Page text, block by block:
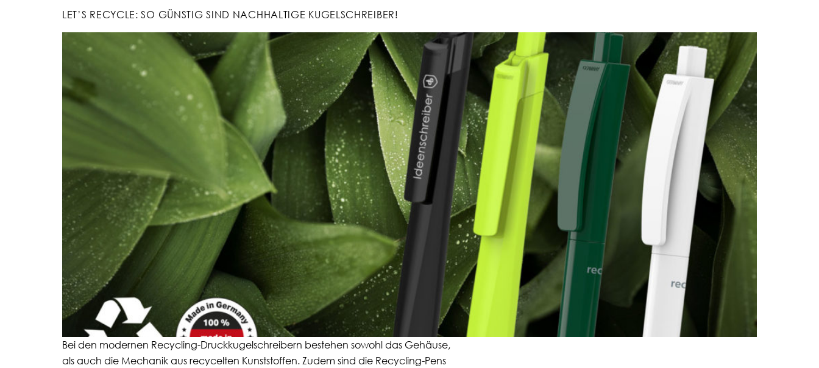
LET’S RECYCLE: SO GÜNSTIG SIND NACHHALTIGE KUGELSCHREIBER!
Bei den modernen Recycling-Druckkugelschreibern bestehen sowohl das Gehäuse,
als auch die Mechanik aus recycelten Kunststoffen. Zudem sind die Recycling-Pens